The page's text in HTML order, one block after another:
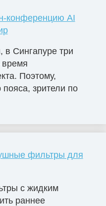
конференцию AI
в Сингапуре три
Поэтому,
пояса, зрители по
фильтры для
с жидким
раннее